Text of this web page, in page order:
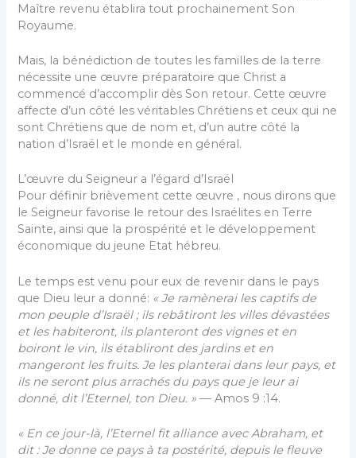
Maître revenu établira tout prochainement Son
Royaume.
Mais, la bénédiction de toutes les familles de la terre
nécessite une œuvre préparatoire que Christ a
commencé d’accomplir dès Son retour. Cette œuvre
affecte d’un côté les véritables Chrétiens et ceux qui ne
sont Chrétiens que de nom et, d’un autre côté la
nation d’Israël et le monde en général.
L’œuvre du Seigneur a l’égard d’Israël
Pour définir brièvement cette œuvre , nous dirons que
le Seigneur favorise le retour des Israélites en Terre
Sainte, ainsi que la prospérité et le développement
économique du jeune Etat hébreu.
Le temps est venu pour eux de revenir dans le pays
que Dieu leur a donné: « Je ramènerai les captifs de
mon peuple d’Israël ; ils rebâtiront les villes dévastées
et les habiteront, ils planteront des vignes et en
boiront le vin, ils établiront des jardins et en
mangeront les fruits. Je les planterai dans leur pays, et
ils ne seront plus arrachés du pays que je leur ai
donné, dit l’Eternel, ton Dieu. » — Amos 9 :14.
« En ce jour-là, l’Eternel fit alliance avec Abraham, et
dit : Je donne ce pays à ta postérité, depuis le fleuve